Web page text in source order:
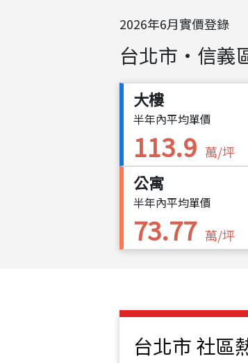
2026年6月實價登錄
台北市 ・ 信義
大樓
半年內平均單價
113.9 萬/坪
公寓
半年內平均單價
73.77 萬/坪
台北市 社區